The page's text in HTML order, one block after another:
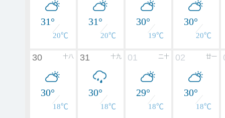
31°
20℃
31°
20℃
30°
19℃
30°
20℃
十八
30
30°
18℃
十九
31
30°
18℃
二十
01
29°
18℃
廿一
02
30°
18℃